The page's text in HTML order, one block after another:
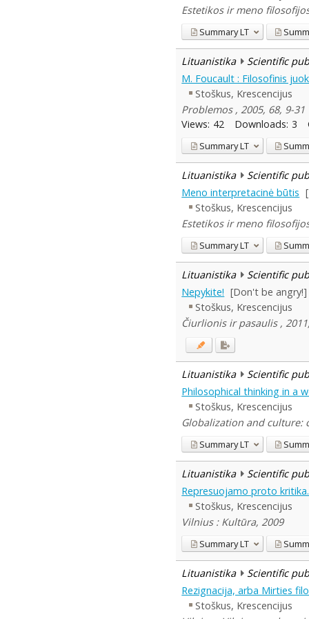
Estetikos ir meno
SummaryLT
Lituanistika
Scientific
M. Foucault : Filosofinis
Stoškus, Krescencijus
Problemos , 2005, 68, 9-31
Views: 42 Downloads: 3
SummaryLT
Lituanistika
Scientific
Meno interpretacinė būtis
Stoškus, Krescencijus
Estetikos ir meno
SummaryLT
Lituanistika
Scientific
Nepykite! [Don't be angry!]
Stoškus, Krescencijus
Čiurlionis ir pasaulis ,
Lituanistika
Scientific
Philosophical thinking in a
Stoškus, Krescencijus
Globalization and culture:
SummaryLT
Lituanistika
Scientific
Represuojamo proto
Stoškus, Krescencijus
Vilnius : Kultūra, 2009
SummaryLT
Lituanistika
Scientific
Rezignacija, arba Mirties
Stoškus, Krescencijus